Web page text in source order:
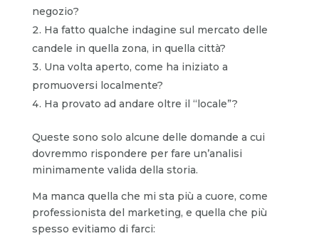
negozio?
Ha fatto qualche indagine sul mercato delle
candele in quella zona, in quella città?
Una volta aperto, come ha iniziato a
promuoversi localmente?
Ha provato ad andare oltre il “locale”?
Queste sono solo alcune delle domande a cui
dovremmo rispondere per fare un’analisi
minimamente valida della storia.
Ma manca quella che mi sta più a cuore, come
professionista del marketing, e quella che più
spesso evitiamo di farci: